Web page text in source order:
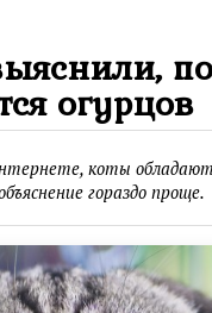
огурцов
коты
гораздо проще.